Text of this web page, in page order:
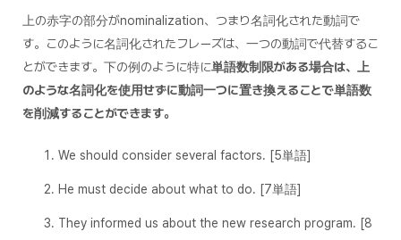
上の赤字の部分がnominalization、つまり名詞化された動詞で
す。このように名詞化されたフレーズは、一つの動詞で代替するこ
とができます。下の例のように特に単語数制限がある場合は、上
のような名詞化を使用せずに動詞一つに置き換えることで単語数
を削減することができます。
We should consider several factors. [5単語]
He must decide about what to do. [7単語]
They informed us about the new research program. [8